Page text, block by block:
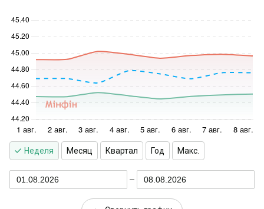
Неделя Месяц Квартал Год Макс.
01.08.2026 08.08.2026